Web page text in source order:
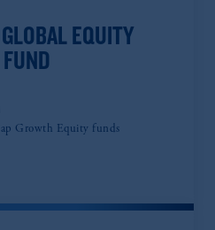
EQUITY
Growth Equity funds